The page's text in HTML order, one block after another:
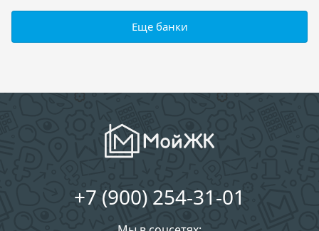
Еще банки
+7 (900) 254-31-01